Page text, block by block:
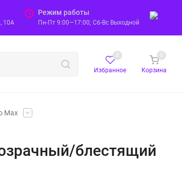
10А
Режим работы
Пн-Пт 9:00—17:00; Сб-Вс Выходной
Избранное
0
Корзина
0
Max
блестящий